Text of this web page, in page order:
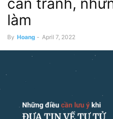
làm
By Hoang - April 7, 2022